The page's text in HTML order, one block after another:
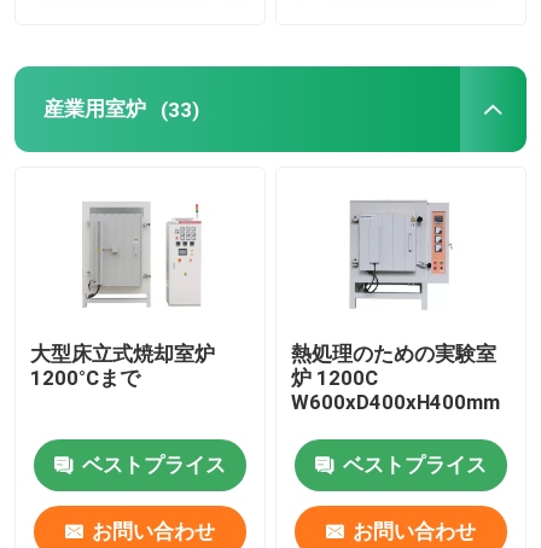
産業用室炉 (33)
大型床立式焼却室炉
1200°Cまで
ベストプライス
お問い合わせ
熱処理のための実験室
炉 1200C
W600xD400xH400mm
ベストプライス
お問い合わせ